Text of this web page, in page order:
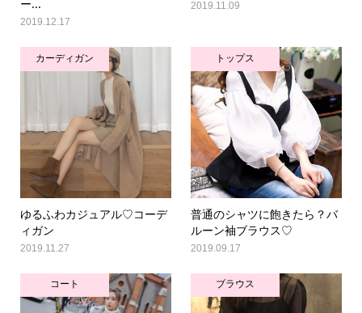
ー...
2019.12.17
2019.11.09
カーディガン
ゆるふわカジュアル♡コーデ
ィガン
2019.11.27
トップス
普通のシャツに飽きたら？バ
ルーン袖ブラウス♡
2019.09.17
コート ブラウス